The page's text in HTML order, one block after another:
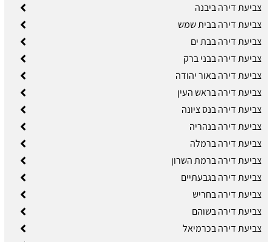
צביעת דירה ביבנה
צביעת דירה בבית שמש
צביעת דירה בבת ים
צביעת דירה בבני ברק
צביעת דירה באור יהודה
צביעת דירה בראש העין
צביעת דירה בנס ציונה
צביעת דירה בנהריה
צביעת דירה ברמלה
צביעת דירה ברמת השרון
צביעת דירה בגבעתיים
צביעת דירה בחריש
צביעת דירה בשוהם
צביעת דירה בכרמיאל